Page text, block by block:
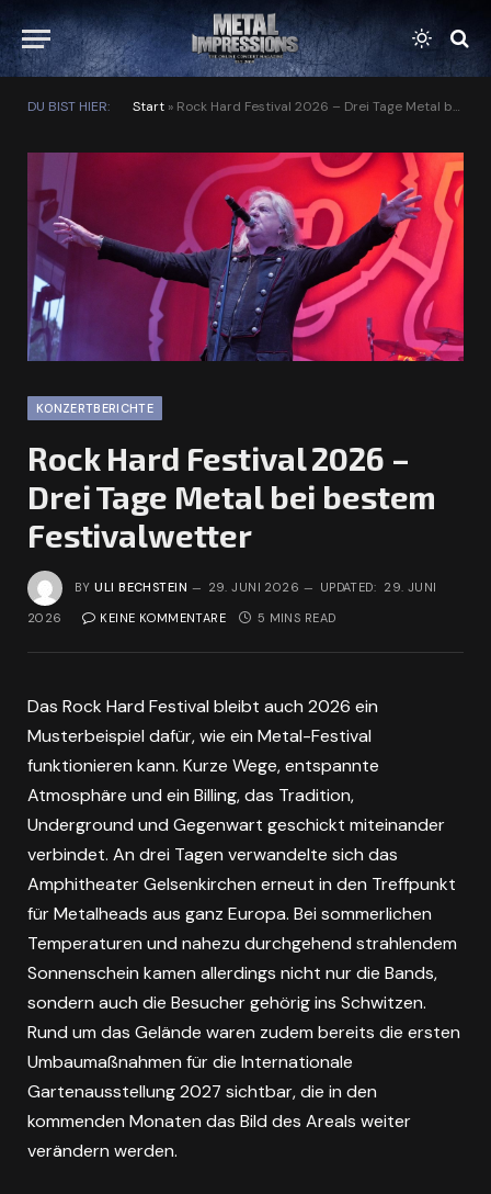
DU BIST HIER: Start » Rock Hard Festival 2026 – Drei Tage Metal bei bestem Festivalwetter
KONZERTBERICHTE
Rock Hard Festival 2026 –
Drei Tage Metal bei bestem
Festivalwetter
BY ULI BECHSTEIN 29. JUNI 2026 UPDATED: 29. JUNI
2026 KEINE KOMMENTARE 5 MINS READ
Das Rock Hard Festival bleibt auch 2026 ein
Musterbeispiel dafür, wie ein Metal-Festival
funktionieren kann. Kurze Wege, entspannte
Atmosphäre und ein Billing, das Tradition,
Underground und Gegenwart geschickt miteinander
verbindet. An drei Tagen verwandelte sich das
Amphitheater Gelsenkirchen erneut in den Treffpunkt
für Metalheads aus ganz Europa. Bei sommerlichen
Temperaturen und nahezu durchgehend strahlendem
Sonnenschein kamen allerdings nicht nur die Bands,
sondern auch die Besucher gehörig ins Schwitzen.
Rund um das Gelände waren zudem bereits die ersten
Umbaumaßnahmen für die Internationale
Gartenausstellung 2027 sichtbar, die in den
kommenden Monaten das Bild des Areals weiter
verändern werden.